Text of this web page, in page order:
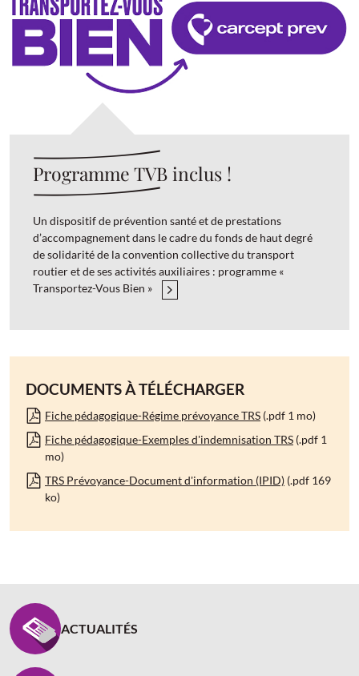
Programme TVB inclus !
Un dispositif de prévention santé et de prestations
d’accompagnement dans le cadre du fonds de haut degré
de solidarité de la convention collective du transport
routier et de ses activités auxiliaires : programme «
Transportez-Vous Bien »
DOCUMENTS À TÉLÉCHARGER
Fiche pédagogique-Régime prévoyance TRS (.pdf 1 mo)
Fiche pédagogique-Exemples d'indemnisation TRS (.pdf 1
mo)
TRS Prévoyance-Document d'information (IPID) (.pdf 169
ko)
PIED DE PAGE CARCEPT PREV - ASSUREUR
ACTUALITÉS